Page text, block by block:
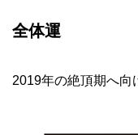
全体運
2019年の絶頂期へ向